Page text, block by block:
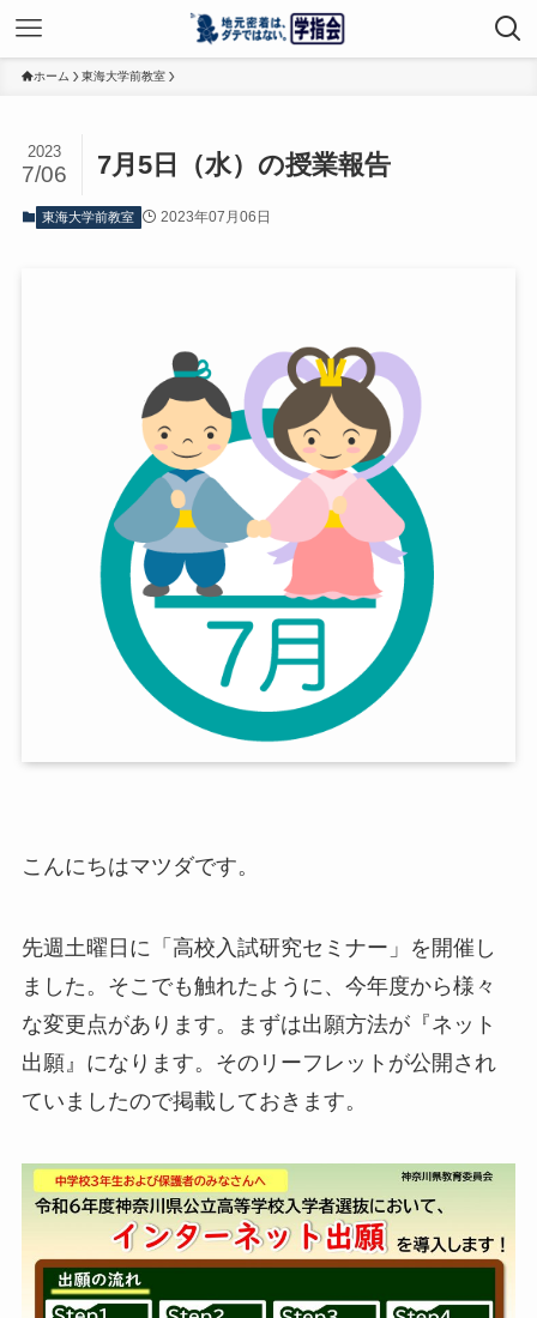
ホーム 東海大学前教室
7月5日（水）の授業報告
2023
7/06
東海大学前教室 2023年07月06日
こんにちはマツダです。
先週土曜日に「高校入試研究セミナー」を開催し
ました。そこでも触れたように、今年度から様々
な変更点があります。まずは出願方法が『ネット
出願』になります。そのリーフレットが公開され
ていましたので掲載しておきます。